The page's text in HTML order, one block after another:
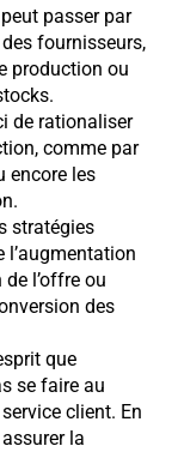
passer par
fournisseurs,
production ou
de rationaliser
comme par
encore les
stratégies
l’augmentation
l’offre ou
des
que
se faire au
client. En
la